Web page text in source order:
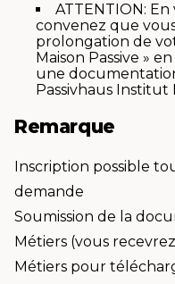
ATTENTION:
convenez que
prolongation de
Maison Passive »
une
Passivhaus Institut
Remarque
Inscription possible
demande
Soumission de la
Métiers (vous
Métiers pour